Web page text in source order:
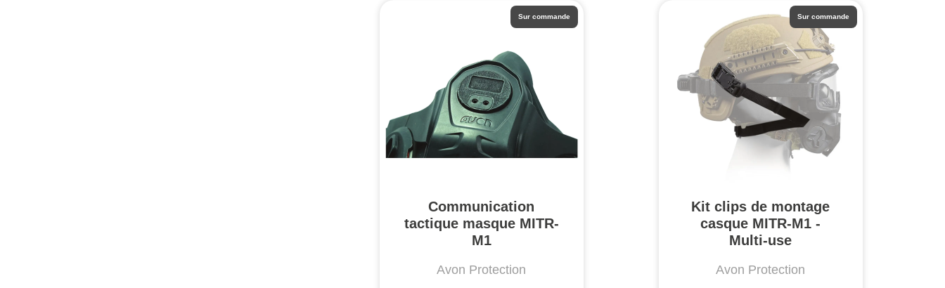
Communication
tactique masque MITR-
M1
Avon Protection
Sur commande
Kit clips de montage
casque MITR-M1 -
Multi-use
Avon Protection
Sur commande